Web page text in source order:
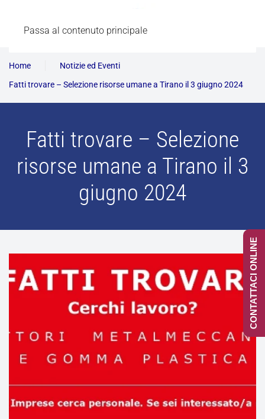
Passa al contenuto principale
Home
Notizie ed Eventi
Fatti trovare – Selezione risorse umane a Tirano il 3 giugno 2024
Fatti trovare – Selezione
risorse umane a Tirano il 3
giugno 2024
CONTATTACI ONLINE